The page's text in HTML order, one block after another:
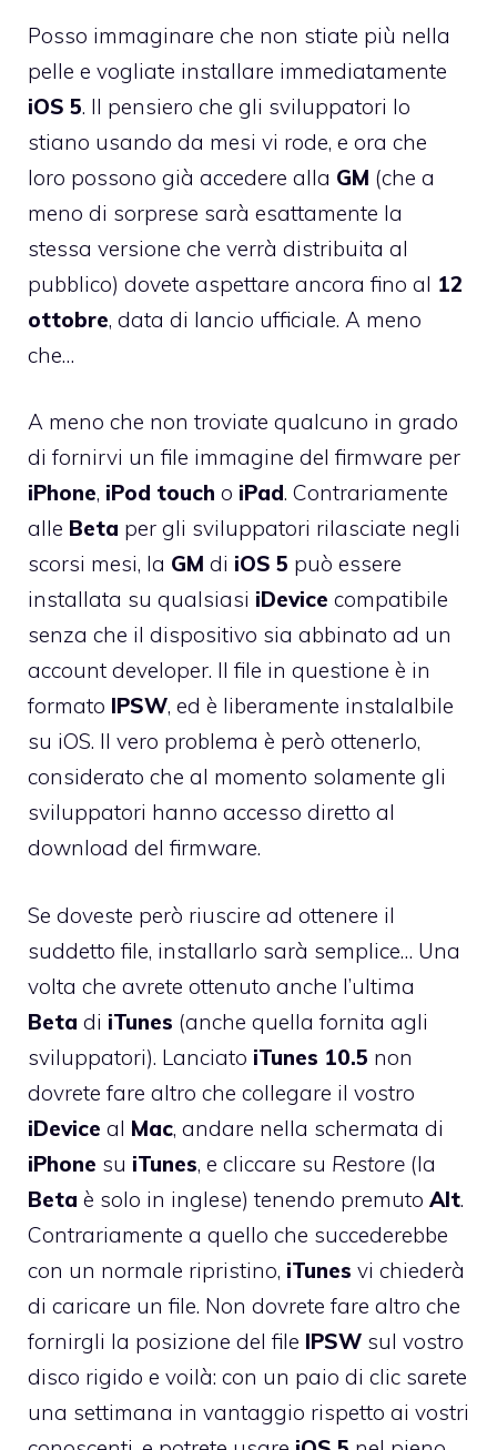
Posso immaginare che non stiate più nella
pelle e vogliate installare immediatamente
iOS 5. Il pensiero che gli sviluppatori lo
stiano usando da mesi vi rode, e ora che
loro possono già accedere alla GM (che a
meno di sorprese sarà esattamente la
stessa versione che verrà distribuita al
pubblico) dovete aspettare ancora fino al 12
ottobre, data di lancio ufficiale. A meno
che…
A meno che non troviate qualcuno in grado
di fornirvi un file immagine del firmware per
iPhone, iPod touch o iPad. Contrariamente
alle Beta per gli sviluppatori rilasciate negli
scorsi mesi, la GM di iOS 5 può essere
installata su qualsiasi iDevice compatibile
senza che il dispositivo sia abbinato ad un
account developer. Il file in questione è in
formato IPSW, ed è liberamente instalalbile
su iOS. Il vero problema è però ottenerlo,
considerato che al momento solamente gli
sviluppatori hanno accesso diretto al
download del firmware.
Se doveste però riuscire ad ottenere il
suddetto file, installarlo sarà semplice… Una
volta che avrete ottenuto anche l’ultima
Beta di iTunes (anche quella fornita agli
sviluppatori). Lanciato iTunes 10.5 non
dovrete fare altro che collegare il vostro
iDevice al Mac, andare nella schermata di
iPhone su iTunes, e cliccare su Restore (la
Beta è solo in inglese) tenendo premuto Alt.
Contrariamente a quello che succederebbe
con un normale ripristino, iTunes vi chiederà
di caricare un file. Non dovrete fare altro che
fornirgli la posizione del file IPSW sul vostro
disco rigido e voilà: con un paio di clic sarete
una settimana in vantaggio rispetto ai vostri